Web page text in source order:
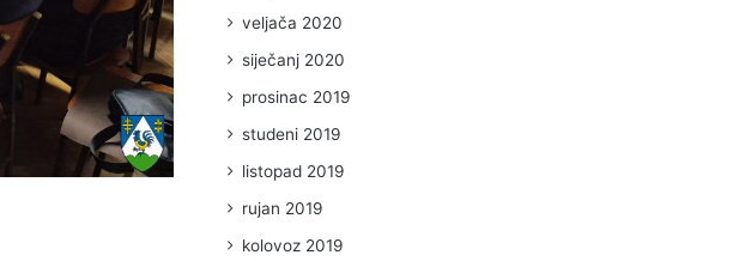
veljača 2020
siječanj 2020
prosinac 2019
studeni 2019
listopad 2019
rujan 2019
kolovoz 2019